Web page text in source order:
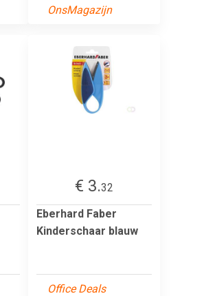
OnsMagazijn
€ 3.32
Eberhard Faber
Kinderschaar blauw
Office Deals